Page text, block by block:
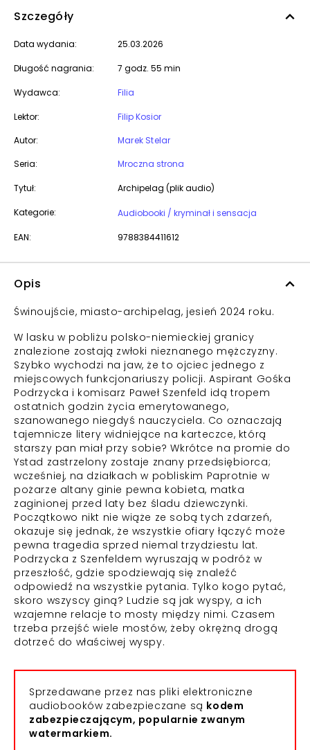
Szczegóły
Data wydania: 25.03.2026
Długość nagrania: 7 godz. 55 min
Wydawca: Filia
Lektor:
Filip Kosior
Autor:
Marek Stelar
Seria:
Mroczna strona
Tytuł: Archipelag (plik audio)
Kategorie: Audiobooki / kryminał i sensacja
EAN: 9788384411612
Opis
Świnoujście, miasto-archipelag, jesień 2024 roku.
W lasku w pobliżu polsko-niemieckiej granicy
znalezione zostają zwłoki nieznanego mężczyzny.
Szybko wychodzi na jaw, że to ojciec jednego z
miejscowych funkcjonariuszy policji. Aspirant Gośka
Podrzycka i komisarz Paweł Szenfeld idą tropem
ostatnich godzin życia emerytowanego,
szanowanego niegdyś nauczyciela. Co oznaczają
tajemnicze litery widniejące na karteczce, którą
starszy pan miał przy sobie? Wkrótce na promie do
Ystad zastrzelony zostaje znany przedsiębiorca;
wcześniej, na działkach w pobliskim Paprotnie w
pożarze altany ginie pewna kobieta, matka
zaginionej przed laty bez śladu dziewczynki.
Początkowo nikt nie wiąże ze sobą tych zdarzeń,
okazuje się jednak, że wszystkie ofiary łączyć może
pewna tragedia sprzed niemal trzydziestu lat.
Podrzycka z Szenfeldem wyruszają w podróż w
przeszłość, gdzie spodziewają się znaleźć
odpowiedź na wszystkie pytania. Tylko kogo pytać,
skoro wszyscy giną? Ludzie są jak wyspy, a ich
wzajemne relacje to mosty między nimi. Czasem
trzeba przejść wiele mostów, żeby okrężną drogą
dotrzeć do właściwej wyspy.
Sprzedawane przez nas pliki elektroniczne
audiobooków zabezpieczane są kodem
zabezpieczającym, popularnie zwanym
watermarkiem.